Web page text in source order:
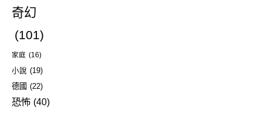
奇幻
(101)
家庭 (16)
小說 (19)
德國 (22)
恐怖 (40)